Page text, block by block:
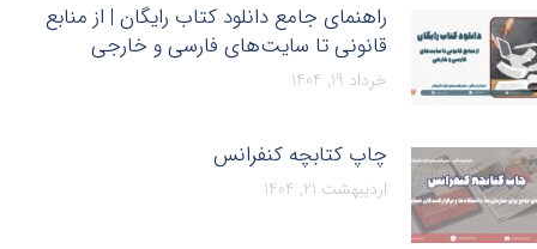
راهنمای جامع دانلود کتاب رایگان | از منابع
قانونی تا سایت‌های فارسی و خارجی
خرداد 19, 1404
چاپ کتابچه کنفرانس
اردیبهشت 21, 1404